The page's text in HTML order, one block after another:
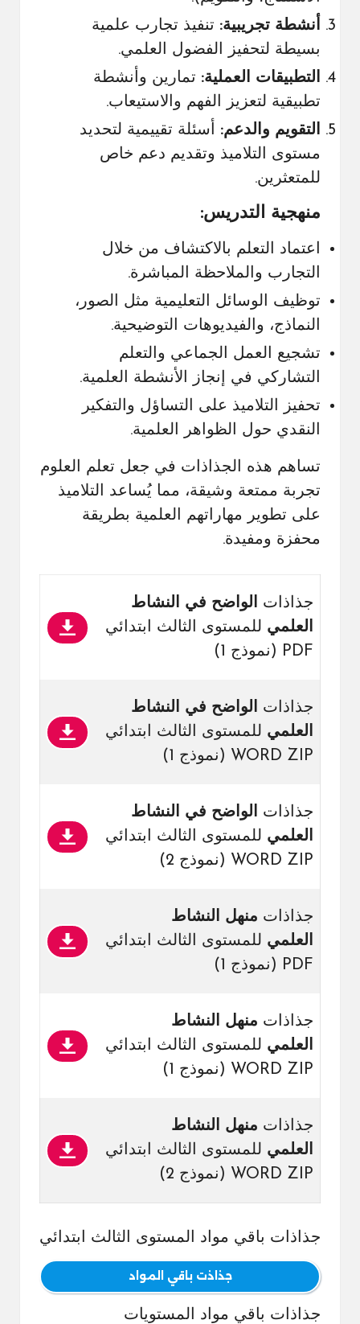
أنشطة تجريبية: تنفيذ تجارب علمية
بسيطة لتحفيز الفضول العلمي.
التطبيقات العملية: تمارين وأنشطة
تطبيقية لتعزيز الفهم والاستيعاب.
التقويم والدعم: أسئلة تقييمية لتحديد
مستوى التلاميذ وتقديم دعم خاص
للمتعثرين.
منهجية التدريس:
اعتماد التعلم بالاكتشاف من خلال
التجارب والملاحظة المباشرة.
توظيف الوسائل التعليمية مثل الصور،
النماذج، والفيديوهات التوضيحية.
تشجيع العمل الجماعي والتعلم
التشاركي في إنجاز الأنشطة العلمية.
تحفيز التلاميذ على التساؤل والتفكير
النقدي حول الظواهر العلمية.
تساهم هذه الجذاذات في جعل تعلم العلوم
تجربة ممتعة وشيقة، مما يُساعد التلاميذ
على تطوير مهاراتهم العلمية بطريقة
محفزة ومفيدة.
جذاذات الواضح في النشاط
العلمي للمستوى الثالث ابتدائي
PDF (نموذج 1)
جذاذات الواضح في النشاط
العلمي للمستوى الثالث ابتدائي
WORD ZIP (نموذج 1)
جذاذات الواضح في النشاط
العلمي للمستوى الثالث ابتدائي
WORD ZIP (نموذج 2)
جذاذات منهل النشاط
العلمي للمستوى الثالث ابتدائي
PDF (نموذج 1)
جذاذات منهل النشاط
العلمي للمستوى الثالث ابتدائي
WORD ZIP (نموذج 1)
جذاذات منهل النشاط
العلمي للمستوى الثالث ابتدائي
WORD ZIP (نموذج 2)
جذاذات باقي مواد المستوى الثالث ابتدائي
جذاذت باقي المواد
جذاذات باقي مواد المستويات